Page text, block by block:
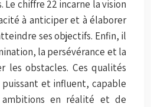
chiffre 22 incarne la vision
à anticiper et à élaborer
ses objectifs. Enfin, il
la persévérance et la
les obstacles. Ces qualités
et influent, capable
en réalité et de